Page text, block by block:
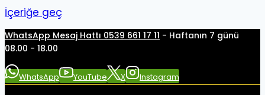
İçeriğe geç
WhatsApp Mesaj Hattı 0539 661 17 11 - Haftanın 7 günü
08.00 - 18.00
WhatsApp YouTube X Instagram